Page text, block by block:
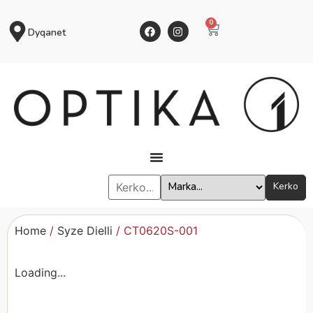
Dyqanet
0
Kerko
Home / Syze Dielli / CT0620S-001
Loading...